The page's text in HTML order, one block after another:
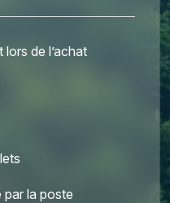
de l’achat
la poste